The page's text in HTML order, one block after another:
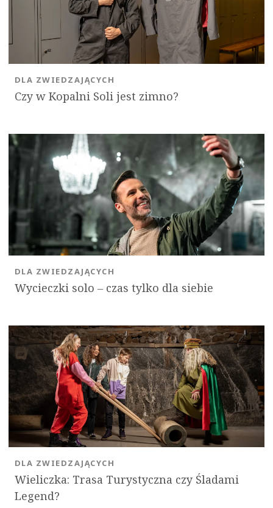
Czy w Kopalni Soli jest zimno?
DLA ZWIEDZAJĄCYCH
Wycieczki solo ‒ czas tylko dla siebie
DLA ZWIEDZAJĄCYCH
Wieliczka: Trasa Turystyczna czy Śladami
Legend?
DLA ZWIEDZAJĄCYCH